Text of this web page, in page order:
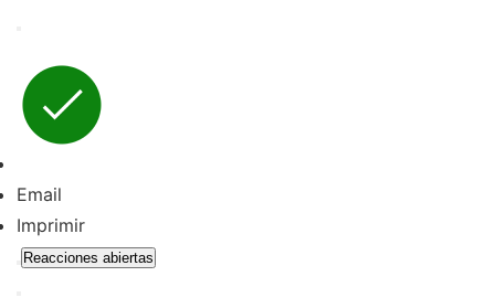
Email
Imprimir
Reacciones abiertas